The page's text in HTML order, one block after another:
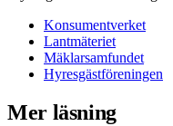
Konsumentverket
Lantmäteriet
Mäklarsamfundet
Hyresgästföreningen
Mer läsning